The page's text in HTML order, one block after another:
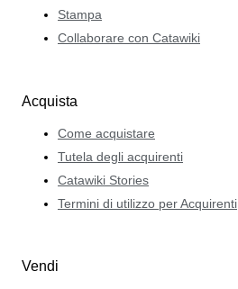
Stampa
Collaborare con Catawiki
Acquista
Come acquistare
Tutela degli acquirenti
Catawiki Stories
Termini di utilizzo per Acquirenti
Vendi